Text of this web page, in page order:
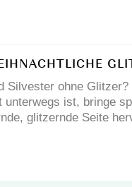
Silvester ohne
unterwegs ist, bringe
glitzernde Seite